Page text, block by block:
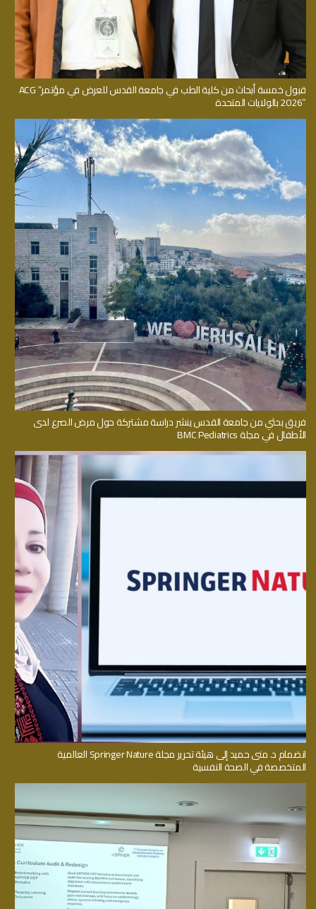
قبول خمسة أبحاث من كلية الطب في جامعة القدس للعرض في مؤتمر” ACG
2026″ بالولايات المتحدة
فريق بحثي من جامعة القدس ينشر دراسة مشتركة حول مرض الصرع لدى
الأطفال في مجلة BMC Pediatrics
انضمام د. منى حميد إلى هيئة تحرير مجلة Springer Nature العالمية
المتخصصة في الصحة النفسية